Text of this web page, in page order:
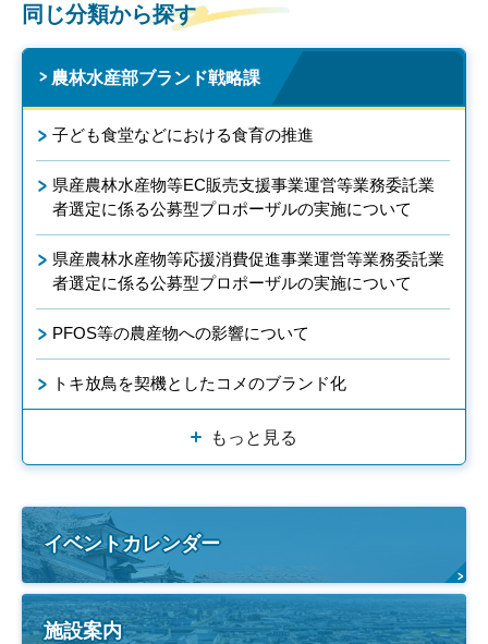
同じ分類から探す
農林水産部ブランド戦略課
子ども食堂などにおける食育の推進
県産農林水産物等EC販売支援事業運営等業務委託業
者選定に係る公募型プロポーザルの実施について
県産農林水産物等応援消費促進事業運営等業務委託業
者選定に係る公募型プロポーザルの実施について
PFOS等の農産物への影響について
トキ放鳥を契機としたコメのブランド化
もっと見る
イベントカレンダー
施設案内